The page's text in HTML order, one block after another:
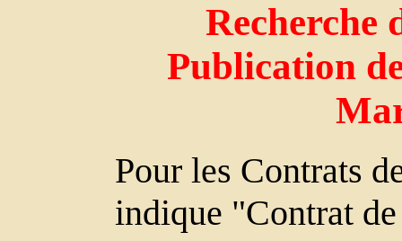
Recherche
Publication
Pour les Contrats
indique "Contrat